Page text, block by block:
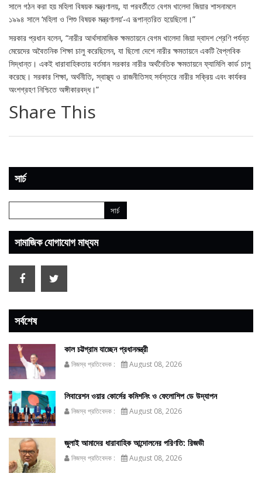
সালে গঠন করা হয় মহিলা বিষয়ক মন্ত্রণালয়, যা পরবর্তীতে বেগম খালেদা জিয়ার শাসনামলে
১৯৯৪ সালে ‘মহিলা ও শিশু বিষয়ক মন্ত্রণালয়’-এ রূপান্তরিত হয়েছিলো।”
সরকার প্রধান বলেন, “নারীর আর্থসামাজিক ক্ষমতায়নে বেগম খালেদা জিয়া দ্বাদশ শ্রেণি পর্যন্ত
মেয়েদের অবৈতনিক শিক্ষা চালু করেছিলেন, যা ছিলো দেশে নারীর ক্ষমতায়নে একটি বৈপ্লবিক
সিদ্ধান্ত। একই ধারাবাহিকতায় বর্তমান সরকার নারীর অর্থনৈতিক ক্ষমতায়নে ফ্যামিলি কার্ড চালু
করেছে। সরকার শিক্ষা, অর্থনীতি, স্বাস্থ্য ও রাজনীতিসহ সর্বস্তরে নারীর সক্রিয় এবং কার্যকর
অংশগ্রহণ নিশ্চিতে অঙ্গীকারবদ্ধ।”
Share This
সার্চ
সামাজিক যোগাযোগ মাধ্যম
সর্বশেষ
কাল চট্টগ্রাম যাচ্ছেন প্রধানমন্ত্রী
নিজস্ব প্রতিবেদক : August 08, 2026
লিবারেশন ওয়ার কোর্সের কমিশনিং ও ফেলোশিপ ডে উদ্‌যাপন
নিজস্ব প্রতিবেদক : August 08, 2026
জুলাই আমাদের ধারাবাহিক আন্দোলনের পরিণতি: রিজভী
নিজস্ব প্রতিবেদক : August 08, 2026